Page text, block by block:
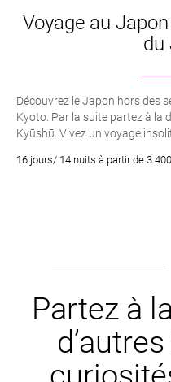
Voyage au
du
Découvrez le Japon hors des
Kyoto. Par la suite partez à la
Kyūshū. Vivez un voyage
vous étonnera et vous
16 jours/ 14 nuits à partir de 3
Partez à